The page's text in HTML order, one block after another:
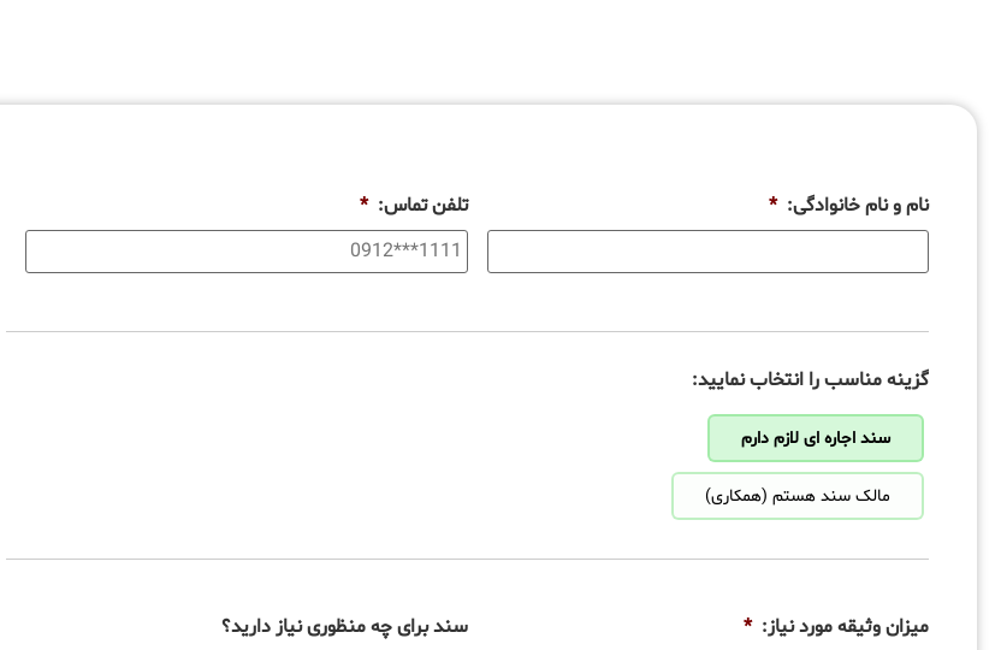
نام و نام خانوادگی: * تلفن تماس: *
گزینه مناسب را انتخاب نمایید:
سند اجاره ای لازم دارم
مالک سند هستم (همکاری)
میزان وثیقه مورد نیاز: * سند برای چه منظوری نیاز دارید؟